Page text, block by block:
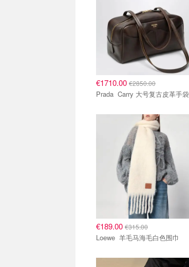
€1710.00 €2850.00
Prada Carry 大号复古皮革手袋
€189.00 €315.00
Loewe 羊毛马海毛白色围巾